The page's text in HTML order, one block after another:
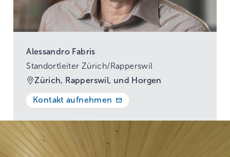
Alessandro Fabris
Standortleiter Zürich/Rapperswil
Zürich, Rapperswil, und Horgen
Kontakt aufnehmen